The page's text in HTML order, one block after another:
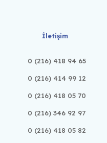
İletişim
0 (216) 418 94 65
0 (216) 414 99 12
0 (216) 418 05 70
0 (216) 346 92 97
0 (216) 418 05 82